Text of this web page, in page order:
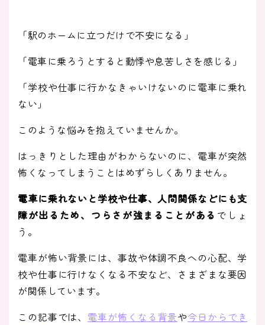
「駅のホームに立つだけで不安になる」
「電車に乗ろうとすると動悸や息苦しさを感じる」
「学校や仕事に行かなきゃいけないのに電車に乗れ
ない」
このような悩みを抱えていませんか。
はっきりとした理由がわからないのに、電車が突然
怖くなってしまうことはめずらしくありません。
電車に乗れないと学校や仕事、人間関係などにも支
障が出るため、つらさが強まることがある でしょ
う。
電車が怖い背景には、事故や体調不良への心配、学
校や仕事に行けなくなる不安など、さまざまな要因
が関係しています。
この記事では、 電車が怖くなる背景や今日からでき